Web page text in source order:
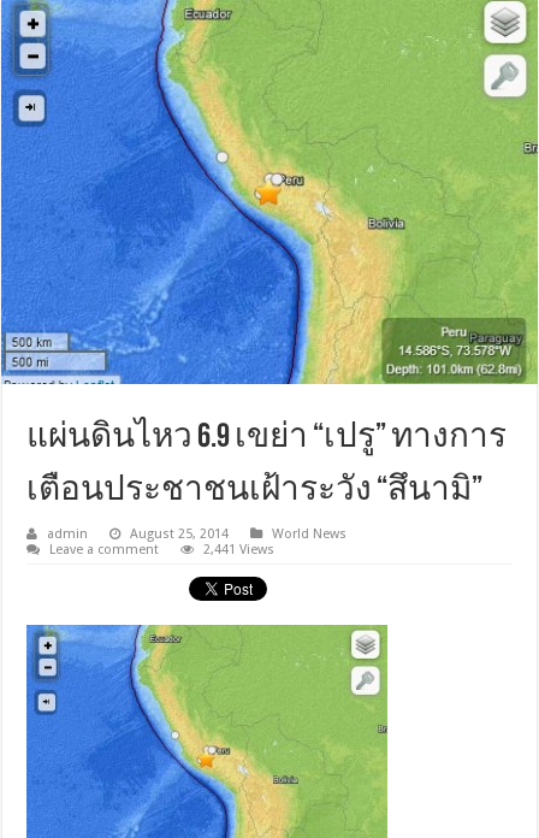
แผ่นดินไหว 6.9 เขย่า “เปรู” ทางการ
เตือนประชาชนเฝ้าระวัง “สึนามิ”
admin August 25, 2014
World News
Leave a comment
2,441 Views